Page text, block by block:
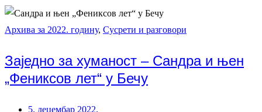
Архива за 2022. годину, Сусрети и разговори
Заједно за хуманост – Сандра и њен
„Фениксов лет“ у Бечу
5. децембар 2022.